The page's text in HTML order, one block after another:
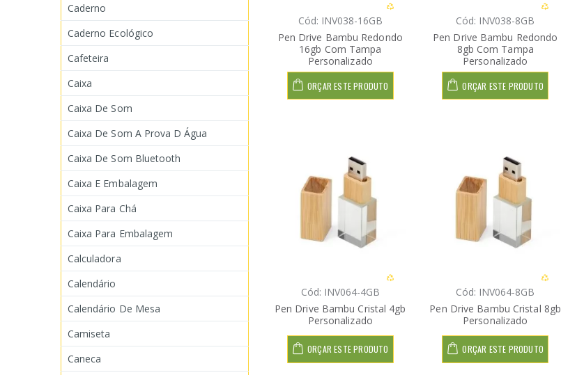
Cód: INV038-16GB
Pen Drive Bambu Redondo
16gb Com Tampa
Personalizado
ORÇAR ESTE PRODUTO
Cód: INV038-8GB
Pen Drive Bambu Redondo
8gb Com Tampa
Personalizado
ORÇAR ESTE PRODUTO
Cód: INV064-4GB
Pen Drive Bambu Cristal 4gb
Personalizado
ORÇAR ESTE PRODUTO
Cód: INV064-8GB
Pen Drive Bambu Cristal 8gb
Personalizado
ORÇAR ESTE PRODUTO
Caderno
Caderno Ecológico
Cafeteira
Caixa
Caixa De Som
Caixa De Som A Prova D Água
Caixa De Som Bluetooth
Caixa E Embalagem
Caixa Para Chá
Caixa Para Embalagem
Calculadora
Calendário
Calendário De Mesa
Camiseta
Caneca